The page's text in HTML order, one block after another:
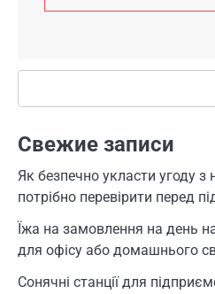
Свежие записи
Як безпечно укласти угоду
потрібно перевірити перед
Їжа на замовлення на день
для офісу або домашнього
Сонячні станції для